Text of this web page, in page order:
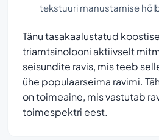
tekstuuri manustamise
Tänu tasakaalustatud
triamtsinolooni aktiivselt
seisundite ravis, mis teeb
ühe populaarseima ravimi.
on toimeaine, mis vastutab
toimespektri eest.